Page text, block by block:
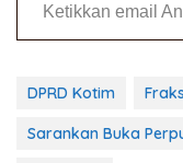
DPRD Kotim
Sarankan Buka